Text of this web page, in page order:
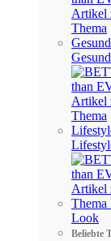
Look
Beliebte